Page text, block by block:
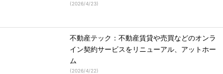
(2026/4/23)
不動産テック：不動産賃貸や売買などのオンラ
イン契約サービスをリニューアル、アットホー
ム
(2026/4/22)